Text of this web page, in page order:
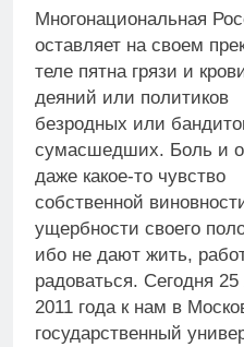
Многонациональная
оставляет на своем
теле пятна грязи и
деяний или политиков
безродных или
сумасшедших. Боль и
даже какое-то чувство
собственной
ущербности своего
ибо не дают жить,
радоваться. Сегодня 25
2011 года к нам в
государственный